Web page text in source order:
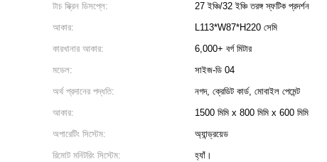
টাচ স্ক্রিন ডিসপ্লে:
27 ইঞ্চি/32 ইঞ্চি তরঙ্গ স্ফটিক প্রদর্শন
আকার:
L113*W87*H220 সেমি
কারখানার আকার:
6,000+ বর্গ মিটার
মডেল:
সাইজ-ডি 04
অর্থ প্রদানের পদ্ধতি:
নগদ, ক্রেডিট কার্ড, মোবাইল পেমেন্ট
আকার:
1500 মিমি x 800 মিমি x 600 মিমি
অপারেটিং সিস্টেম:
অ্যান্ড্রয়েড
রিমোট মনিটরিং সিস্টেম:
হ্যাঁ।